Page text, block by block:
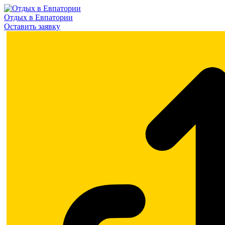
Отдых в Евпатории
Оставить заявку